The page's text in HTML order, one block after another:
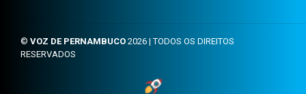
© VOZ DE PERNAMBUCO 2026 | TODOS OS DIREITOS
RESERVADOS